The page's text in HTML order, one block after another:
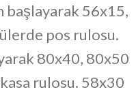
başlayarak 56x15,
pos rulosu.
80x40, 80x50
rulosu. 58x30